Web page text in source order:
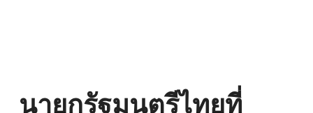
นายกรัฐมนตรีไทยที่